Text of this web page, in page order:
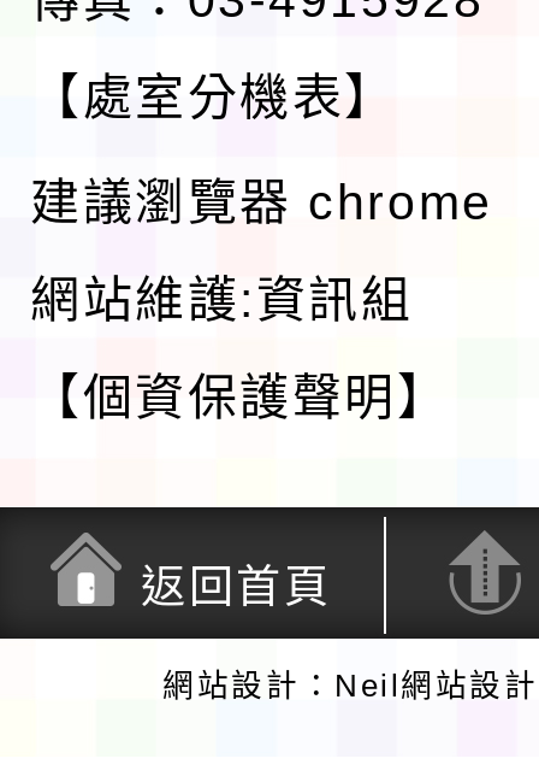
【處室分機表】
建議瀏覽器 chrome
網站維護:資訊組
【個資保護聲明】
返回首頁
網站設計：Neil網站設